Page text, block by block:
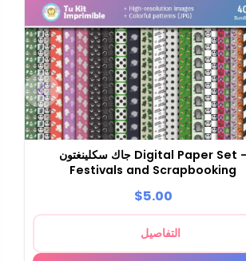
جاك سكلينغتون Digital Paper Set -
Festivals and Scrapbooking
$5.00
التفاصيل